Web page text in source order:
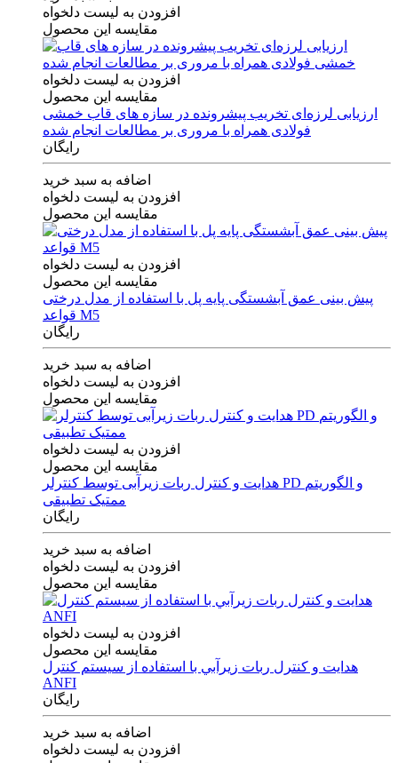
افزودن به لیست دلخواه
مقایسه این محصول
افزودن به لیست دلخواه
مقایسه این محصول
ارزیابی لرزه‌ای تخریب پیشرونده در سازه های قاب خمشی
فولادی همراه با مروری بر مطالعات انجام شده
رایگان
اضافه به سبد خرید
افزودن به لیست دلخواه
مقایسه این محصول
افزودن به لیست دلخواه
مقایسه این محصول
پیش بینی عمق آبشستگی پایه پل با استفاده از مدل درختی
قواعد M5
رایگان
اضافه به سبد خرید
افزودن به لیست دلخواه
مقایسه این محصول
افزودن به لیست دلخواه
مقایسه این محصول
هدایت و کنترل ربات زیرآبی توسط کنترلر PD و الگوریتم
ممتیک تطبیقی
رایگان
اضافه به سبد خرید
افزودن به لیست دلخواه
مقایسه این محصول
افزودن به لیست دلخواه
مقایسه این محصول
هدايت و كنترل ربات زيرآبي با استفاده از سيستم كنترل
ANFI
رایگان
اضافه به سبد خرید
افزودن به لیست دلخواه